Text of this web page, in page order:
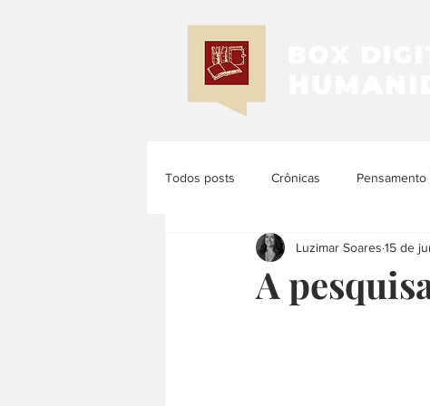
Todos posts Crônicas
Memória e História História dos
A
Luzimar Soares 15 de